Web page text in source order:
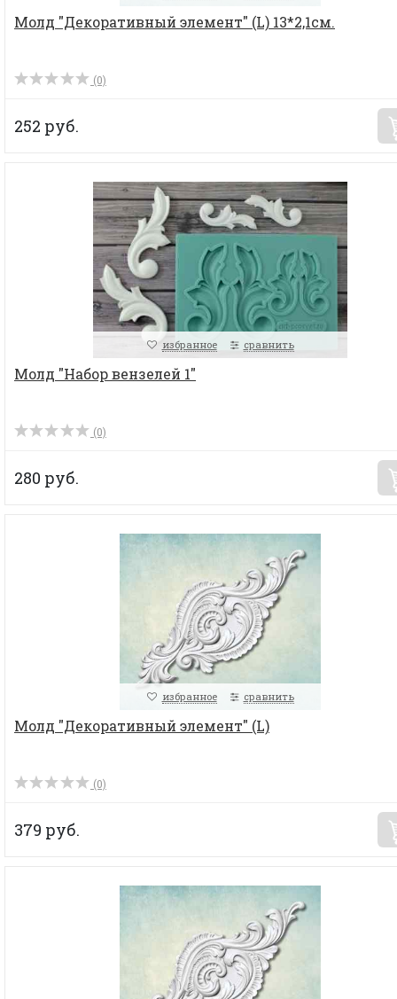
Молд "Декоративный элемент" (L) 13*2,1см.
(0)
252 руб.
избранное сравнить
Молд "Набор вензелей 1"
(0)
280 руб.
избранное сравнить
Молд "Декоративный элемент" (L)
(0)
379 руб.